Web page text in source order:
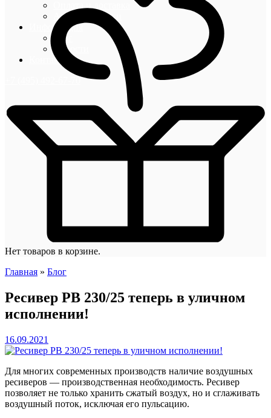
Акции и скидки
Информация
Блог
Новости
Контакты
Нет товаров в корзине.
Главная » Блог
Ресивер РВ 230/25 теперь в уличном
исполнении!
16.09.2021
Для многих современных производств наличие воздушных
ресиверов — производственная необходимость. Ресивер
позволяет не только хранить сжатый воздух, но и сглаживать
воздушный поток, исключая его пульсацию.